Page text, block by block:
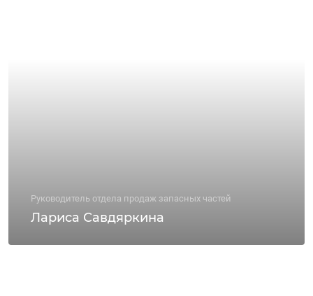
Руководитель отдела продаж запасных частей
Лариса Савдяркина